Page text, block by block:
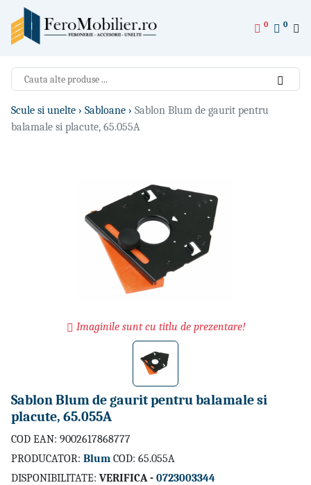
0
0
Scule si unelte › Sabloane › Sablon Blum de gaurit pentru
balamale si placute, 65.055A
Imaginile sunt cu titlu de prezentare!
Sablon Blum de gaurit pentru balamale si
placute, 65.055A
COD EAN: 9002617868777
PRODUCATOR: Blum COD: 65.055A
DISPONIBILITATE: VERIFICA - 0723003344